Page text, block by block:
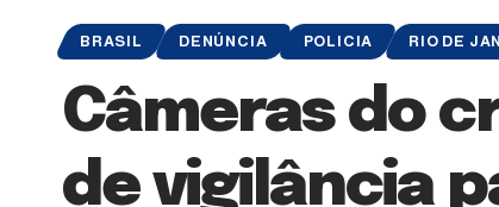
BRASIL DENÚNCIA POLICIA RIO DE
Câmeras do
de vigilância